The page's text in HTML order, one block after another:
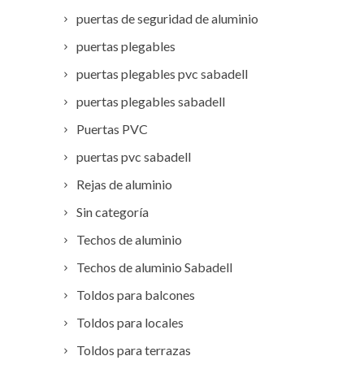
puertas de seguridad de aluminio
puertas plegables
puertas plegables pvc sabadell
puertas plegables sabadell
Puertas PVC
puertas pvc sabadell
Rejas de aluminio
Sin categoría
Techos de aluminio
Techos de aluminio Sabadell
Toldos para balcones
Toldos para locales
Toldos para terrazas